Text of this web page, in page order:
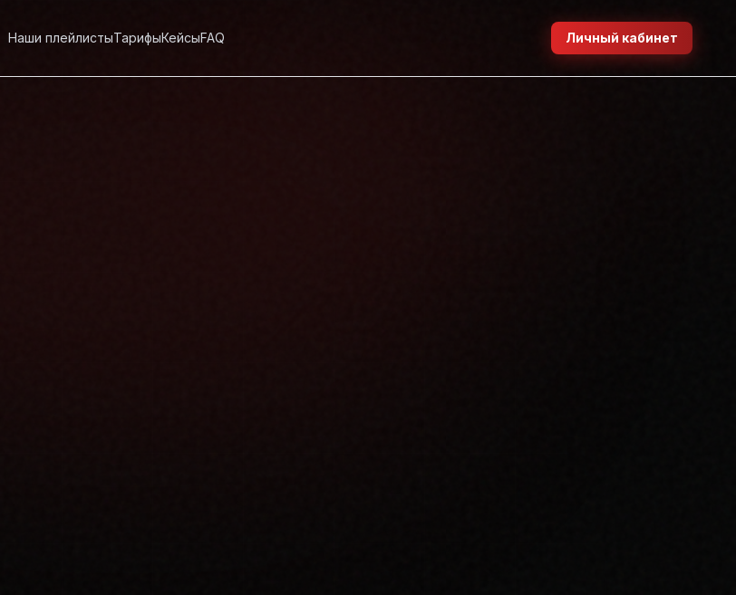
Наши плейлистыТарифыКейсыFAQ Личный кабинет